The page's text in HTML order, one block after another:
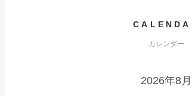
カレンダー
2026年8月